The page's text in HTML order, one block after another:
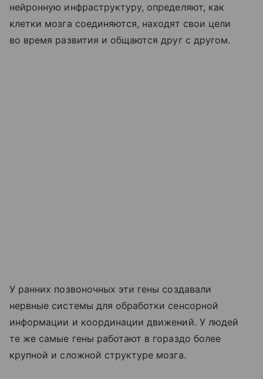
нейронную инфраструктуру, определяют, как
клетки мозга соединяются, находят свои цели
во время развития и общаются друг с другом.
У ранних позвоночных эти гены создавали
нервные системы для обработки сенсорной
информации и координации движений. У людей
те же самые гены работают в гораздо более
крупной и сложной структуре мозга.